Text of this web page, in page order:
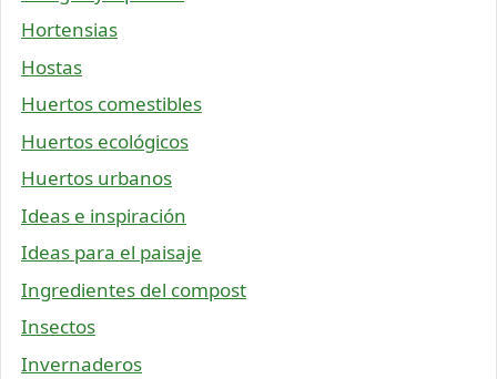
Hortensias
Hostas
Huertos comestibles
Huertos ecológicos
Huertos urbanos
Ideas e inspiración
Ideas para el paisaje
Ingredientes del compost
Insectos
Invernaderos